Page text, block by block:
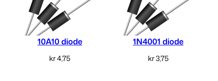
10A10 diode
kr4,75
1N4001 diode
kr3,75